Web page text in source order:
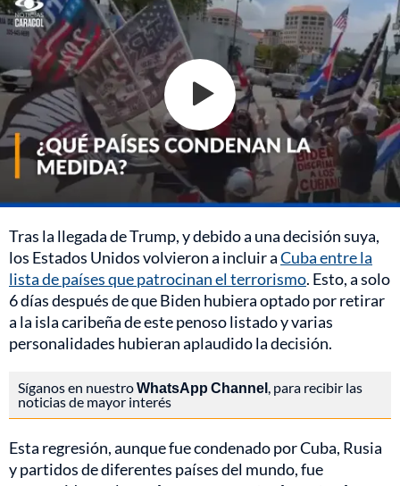
Tras la llegada de Trump, y debido a una decisión suya,
los Estados Unidos volvieron a incluir aCuba entre la
lista de países que patrocinan el terrorismo. Esto, a solo
6 días después de que Biden hubiera optado por retirar
a la isla caribeña de este penoso listado y varias
personalidades hubieran aplaudido la decisión.
Síganos en nuestroWhatsApp Channel , para recibir las
noticias de mayor interés
Esta regresión, aunque fue condenado por Cuba, Rusia
y partidos de diferentes países del mundo, fue